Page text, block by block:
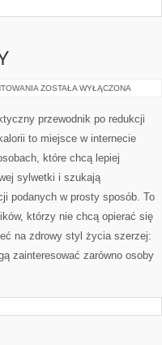
PORADNIK
ZOSTAŁA WYŁĄCZONA
przewodnik po redukcji
to miejsce w internecie
które chcą lepiej
sylwetki i szukają
podanych w prosty sposób. To
którzy nie chcą opierać się
na zdrowy styl życia szerzej:
zainteresować zarówno osoby